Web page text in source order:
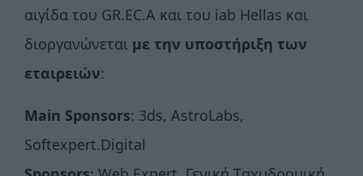
αιγίδα του GR.EC.A και του iab Hellas και
διοργανώνεται με την υποστήριξη των
εταιρειών:
Main Sponsors: 3ds, AstroLabs,
Softexpert.Digital